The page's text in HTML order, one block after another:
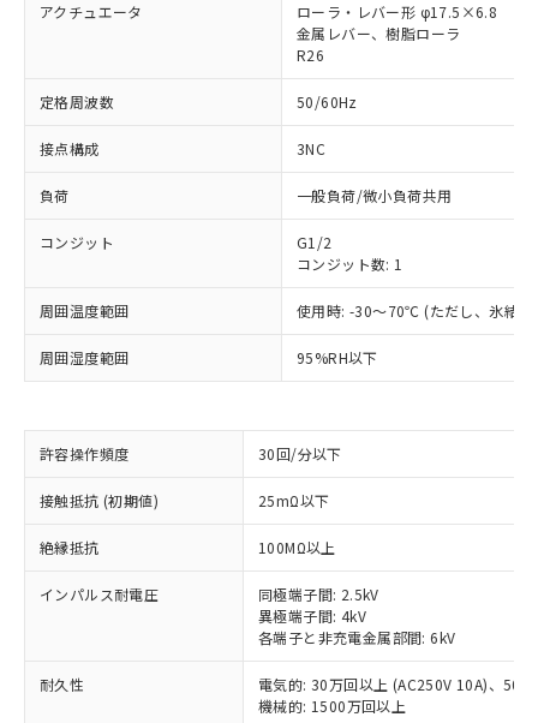
アクチュエータ
ローラ・レバー形 φ17.5×6.8
金属レバー、樹脂ローラ
R26
定格周波数 50/60Hz
接点構成 3NC
負荷 一般負荷/微小負荷共用
コンジット
G1/2
コンジット数: 1
周囲温度範囲 使用時: -30～70℃ (ただし、氷結し
周囲湿度範囲 95%RH以下
許容操作頻度 30回/分以下
接触抵抗 (初期値) 25mΩ以下
絶縁抵抗 100MΩ以上
インパルス耐電圧
同極端子間: 2.5kV
異極端子間: 4kV
各端子と非充電金属部間: 6kV
耐久性
電気的: 30万回以上 (AC250V 10A)、50
機械的: 1500万回以上
以下の条件をお読みいただき、同意のうえ
※1 対応状況
対応済み：EU RoHS指令（10物質）の
非含有に対応した製品が提供可能な商品で
す。
対応予定：EU RoHS指令（10物質）の非含
有に対応した製品に切り替える予定のある
対応予定なし：EU RoHS指令（10物質）の
非含有に非対応の商品で、対応品を出す予